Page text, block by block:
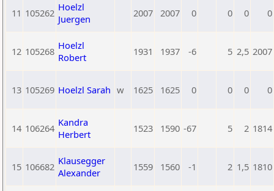
11 105262 Hoelzl
Juergen
2007 2007 0 0 0 0
12 105268 Hoelzl
Robert
1931 1937 -6 5 2,5 2007
13 105269 Hoelzl Sarah w 1625 1625 0 0 0 0
14 106264 Kandra
Herbert
1523 1590 -67 5 2 1814
15 106682 Klausegger
Alexander
1559 1560 -1 2 1,5 1810